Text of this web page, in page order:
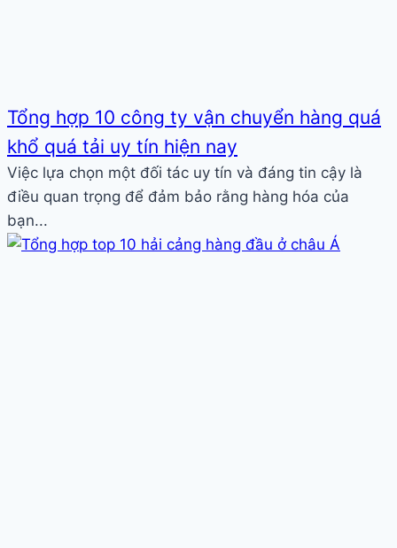
Tổng hợp 10 công ty vận chuyển hàng quá
khổ quá tải uy tín hiện nay
Việc lựa chọn một đối tác uy tín và đáng tin cậy là
điều quan trọng để đảm bảo rằng hàng hóa của
bạn...